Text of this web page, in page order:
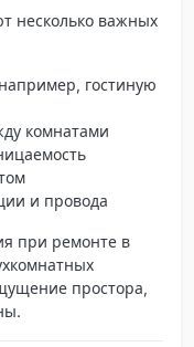
несколько важных
гостиную
комнатами
и провода
при ремонте в
простора,